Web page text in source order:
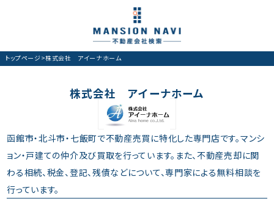
トップページ>株式会社 アイーナホーム
株式会社 アイーナホーム
函館市・北斗市・七飯町で不動産売買に特化した専門店です。マンシ
ョン・戸建ての仲介及び買取を行っています。また、不動産売却に関
わる相続、税金、登記、残債などについて、専門家による無料相談を
行っています。